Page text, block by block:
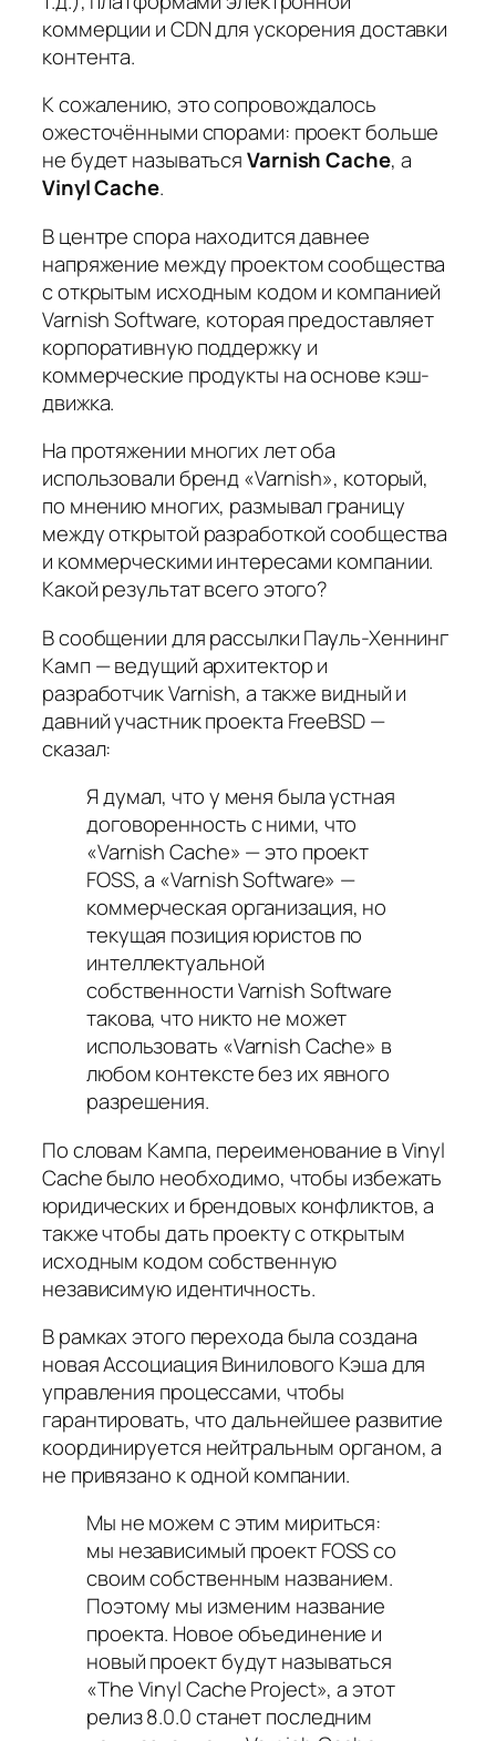
коммерции и CDN для ускорения доставки
контента.
К сожалению, это сопровождалось
ожесточёнными спорами: проект больше
не будет называтьсяVarnish Cache, а
Vinyl Cache.
В центре спора находится давнее
напряжение между проектом сообщества
с открытым исходным кодом и компанией
Varnish Software, которая предоставляет
корпоративную поддержку и
коммерческие продукты на основе кэш-
движка.
На протяжении многих лет оба
использовали бренд «Varnish», который,
по мнению многих, размывал границу
между открытой разработкой сообщества
и коммерческими интересами компании.
Какой результат всего этого?
В сообщении для рассылки Пауль-Хеннинг
Камп — ведущий архитектор и
разработчик Varnish, а также видный и
давний участник проекта FreeBSD —
сказал:
Я думал, что у меня была устная
договоренность с ними, что
«Varnish Cache» — это проект
FOSS, а «Varnish Software» —
коммерческая организация, но
текущая позиция юристов по
интеллектуальной
собственности Varnish Software
такова, что никто не может
использовать «Varnish Cache» в
любом контексте без их явного
разрешения.
По словам Кампа, переименование в Vinyl
Cache было необходимо, чтобы избежать
юридических и брендовых конфликтов, а
также чтобы дать проекту с открытым
исходным кодом собственную
независимую идентичность.
В рамках этого перехода была создана
новая Ассоциация Винилового Кэша для
управления процессами, чтобы
гарантировать, что дальнейшее развитие
координируется нейтральным органом, а
не привязано к одной компании.
Мы не можем с этим мириться:
мы независимый проект FOSS со
своим собственным названием.
Поэтому мы изменим название
проекта. Новое объединение и
новый проект будут называться
«The Vinyl Cache Project», а этот
релиз 8.0.0 станет последним